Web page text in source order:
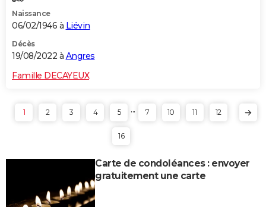
Naissance
06/02/1946 à Liévin
Décès
19/08/2022 à Angres
Famille DECAYEUX
1 2 3 4 5 ... 7 10 11 12
16
Carte de condoléances : envoyer
gratuitement une carte